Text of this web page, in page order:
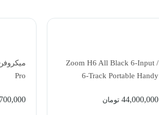
Zoom H6 All Black 6-Input /
6-Track Portable Handy
Capsule (Black)
44,000,000 تومان
Pro